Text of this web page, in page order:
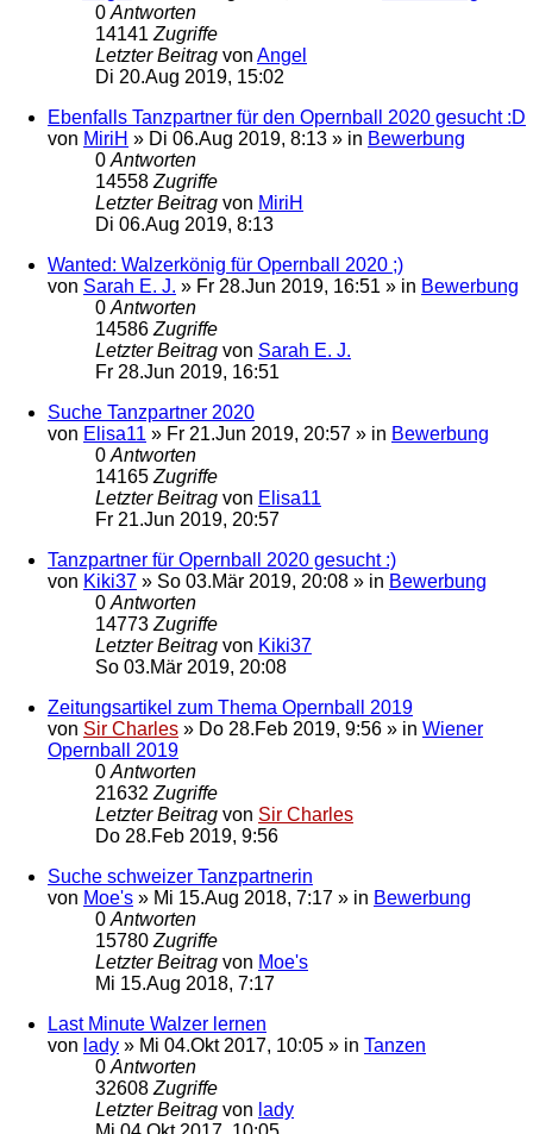
0 Antworten
14141 Zugriffe
Letzter Beitrag von Angel
Di 20.Aug 2019, 15:02
Ebenfalls Tanzpartner für den Opernball 2020 gesucht :D
von MiriH » Di 06.Aug 2019, 8:13 » in Bewerbung
0 Antworten
14558 Zugriffe
Letzter Beitrag von MiriH
Di 06.Aug 2019, 8:13
Wanted: Walzerkönig für Opernball 2020 ;)
von Sarah E. J. » Fr 28.Jun 2019, 16:51 » in Bewerbung
0 Antworten
14586 Zugriffe
Letzter Beitrag von Sarah E. J.
Fr 28.Jun 2019, 16:51
Suche Tanzpartner 2020
von Elisa11 » Fr 21.Jun 2019, 20:57 » in Bewerbung
0 Antworten
14165 Zugriffe
Letzter Beitrag von Elisa11
Fr 21.Jun 2019, 20:57
Tanzpartner für Opernball 2020 gesucht :)
von Kiki37 » So 03.Mär 2019, 20:08 » in Bewerbung
0 Antworten
14773 Zugriffe
Letzter Beitrag von Kiki37
So 03.Mär 2019, 20:08
Zeitungsartikel zum Thema Opernball 2019
von Sir Charles » Do 28.Feb 2019, 9:56 » in Wiener
Opernball 2019
0 Antworten
21632 Zugriffe
Letzter Beitrag von Sir Charles
Do 28.Feb 2019, 9:56
Suche schweizer Tanzpartnerin
von Moe's » Mi 15.Aug 2018, 7:17 » in Bewerbung
0 Antworten
15780 Zugriffe
Letzter Beitrag von Moe's
Mi 15.Aug 2018, 7:17
Last Minute Walzer lernen
von lady » Mi 04.Okt 2017, 10:05 » in Tanzen
0 Antworten
32608 Zugriffe
Letzter Beitrag von lady